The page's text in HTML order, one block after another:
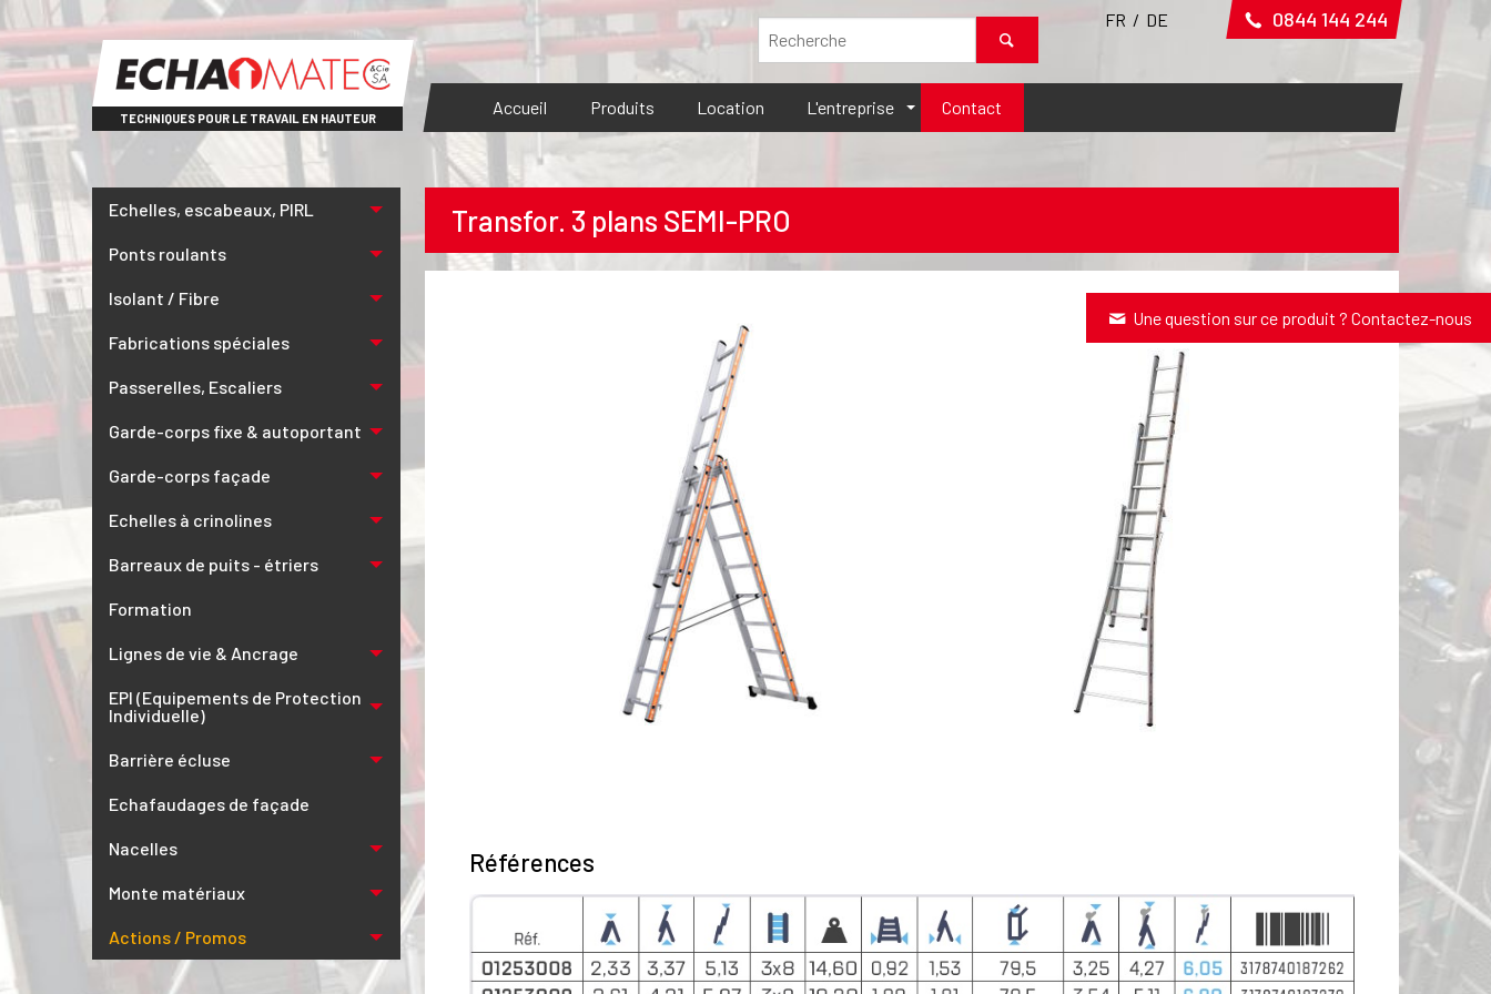
FR / DE 0844 144 244
TECHNIQUES POUR LE TRAVAIL EN HAUTEUR
Accueil Produits Location L'entreprise Contact
Echelles, escabeaux, PIRL
Ponts roulants
Isolant / Fibre
Fabrications spéciales
Passerelles, Escaliers
Garde-corps fixe & autoportant
Garde-corps façade
Echelles à crinolines
Barreaux de puits - étriers
Formation
Lignes de vie & Ancrage
EPI (Equipements de Protection
Individuelle)
Barrière écluse
Echafaudages de façade
Nacelles
Monte matériaux
Actions / Promos
Transfor. 3 plans SEMI-PRO
Une question sur ce produit ? Contactez-nous
Références